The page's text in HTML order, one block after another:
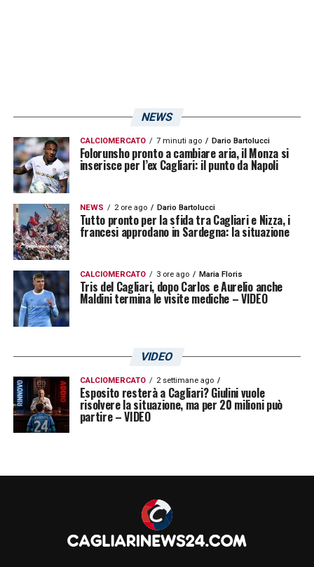
NEWS
CALCIOMERCATO 7 minuti ago Dario Bartolucci
Folorunsho pronto a cambiare aria, il Monza si
inserisce per l’ex Cagliari: il punto da Napoli
NEWS 2 ore ago Dario Bartolucci
Tutto pronto per la sfida tra Cagliari e Nizza, i
francesi approdano in Sardegna: la situazione
CALCIOMERCATO 3 ore ago Maria Floris
Tris del Cagliari, dopo Carlos e Aurelio anche
Maldini termina le visite mediche – VIDEO
VIDEO
CALCIOMERCATO 2 settimane ago
Esposito resterà a Cagliari? Giulini vuole
risolvere la situazione, ma per 20 milioni può
partire – VIDEO